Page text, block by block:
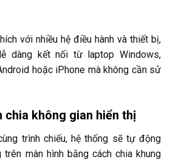
với nhiều hệ điều hành và thiết bị,
dàng kết nối từ laptop Windows,
hoặc iPhone mà không cần sử
chia không gian hiển thị
trình chiếu, hệ thống sẽ tự động
màn hình bằng cách chia khung